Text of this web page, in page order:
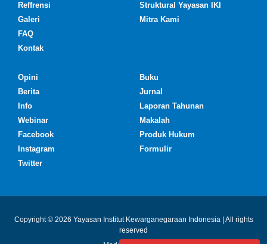
Reffrensi
Galeri
FAQ
Kontak
Struktural Yayasan IKI
Mitra Kami
Opini
Berita
Info
Webinar
Facebook
Instagram
Twitter
Buku
Jurnal
Laporan Tahunan
Makalah
Produk Hukum
Formulir
Copyright © 2026 Yayasan Institut Kewarganegaraan Indonesia | All rights
reserved